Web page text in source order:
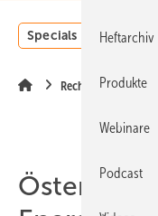
Specials
Recht
Heftarchiv
Produkte
Webinare
Podcast